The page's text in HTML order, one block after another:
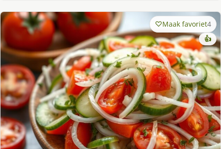
Maak favoriet4
👍